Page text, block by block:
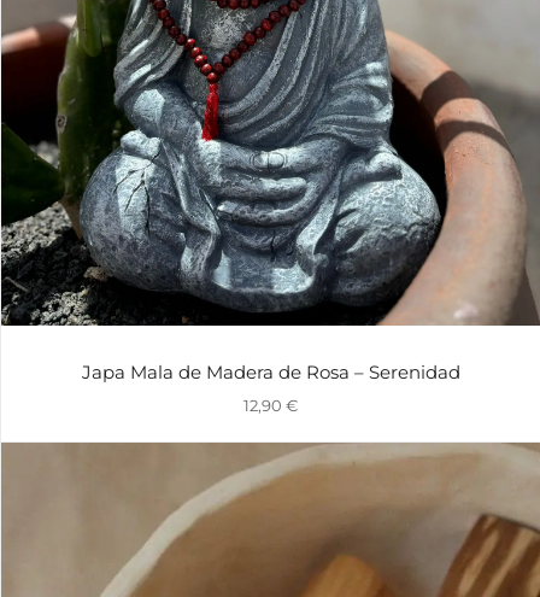
Japa Mala de Madera de Rosa – Serenidad
12,90 €